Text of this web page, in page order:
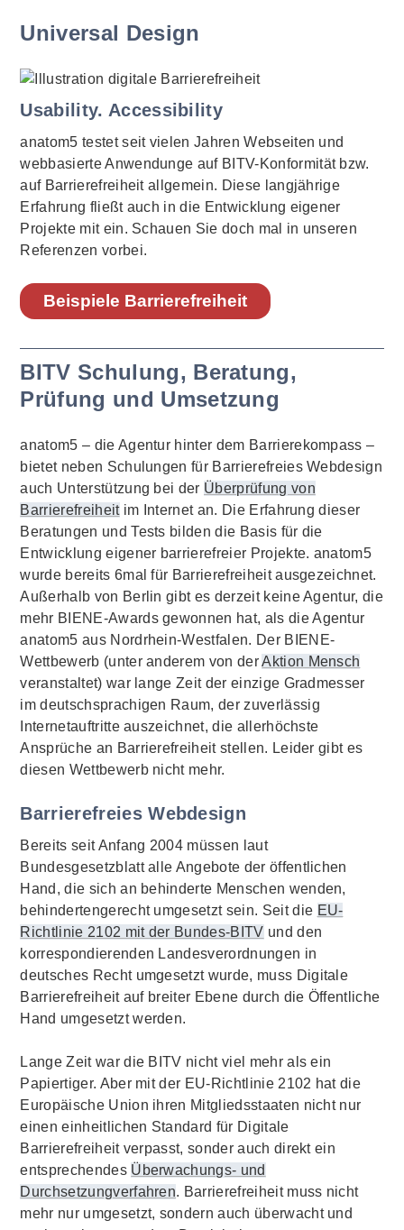
Universal Design
Usability. Accessibility
anatom5 testet seit vielen Jahren Webseiten und
webbasierte Anwendunge auf BITV-Konformität bzw.
auf Barrierefreiheit allgemein. Diese langjährige
Erfahrung fließt auch in die Entwicklung eigener
Projekte mit ein. Schauen Sie doch mal in unseren
Referenzen vorbei.
Beispiele Barrierefreiheit
BITV Schulung, Beratung,
Prüfung und Umsetzung
anatom5 – die Agentur hinter dem Barrierekompass –
bietet neben Schulungen für BarrierefreiesWebdesign
auch Unterstützung bei der Überprüfung von
Barrierefreiheitim Internet an. Die Erfahrung dieser
Beratungen und Tests bilden die Basis für die
Entwicklung eigener barrierefreier Projekte. anatom5
wurde bereits 6mal für Barrierefreiheit ausgezeichnet.
Außerhalb von Berlin gibt es derzeit keine Agentur, die
mehr BIENE-Awardsgewonnen hat, als die Agentur
anatom5 aus Nordrhein-Westfalen. Der BIENE-
Wettbewerb (unter anderem von derAktion Mensch
veranstaltet) war lange Zeit der einzige Gradmesser
im deutschsprachigen Raum, der zuverlässig
Internetauftritte auszeichnet, die allerhöchste
Ansprüche an Barrierefreiheit stellen. Leider gibt es
diesen Wettbewerb nicht mehr.
Barrierefreies Webdesign
Bereits seit Anfang 2004 müssen laut
Bundesgesetzblatt alle Angebote der öffentlichen
Hand, die sich an behinderte Menschen wenden,
behindertengerecht umgesetzt sein. Seit die EU-
Richtlinie 2102 mit der Bundes-BITV und den
korrespondierenden Landesverordnungen in
deutsches Recht umgesetzt wurde, muss Digitale
Barrierefreiheit auf breiter Ebene durch die Öffentliche
Hand umgesetzt werden.
Lange Zeit war die BITV nicht viel mehr als ein
Papiertiger. Aber mit der EU-Richtlinie 2102 hat die
Europäische Union ihren Mitgliedsstaaten nicht nur
einen einheitlichen Standard für Digitale
Barrierefreiheit verpasst, sonder auch direkt ein
entsprechendes Überwachungs- und
Durchsetzungverfahren. Barrierefreiheit muss nicht
mehr nur umgesetzt, sondern auch überwacht und